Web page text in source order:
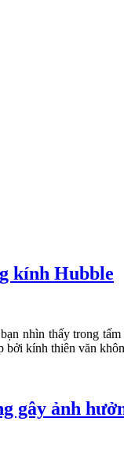
kính Hubble
nhìn thấy trong
bởi kính thiên văn
gây ảnh